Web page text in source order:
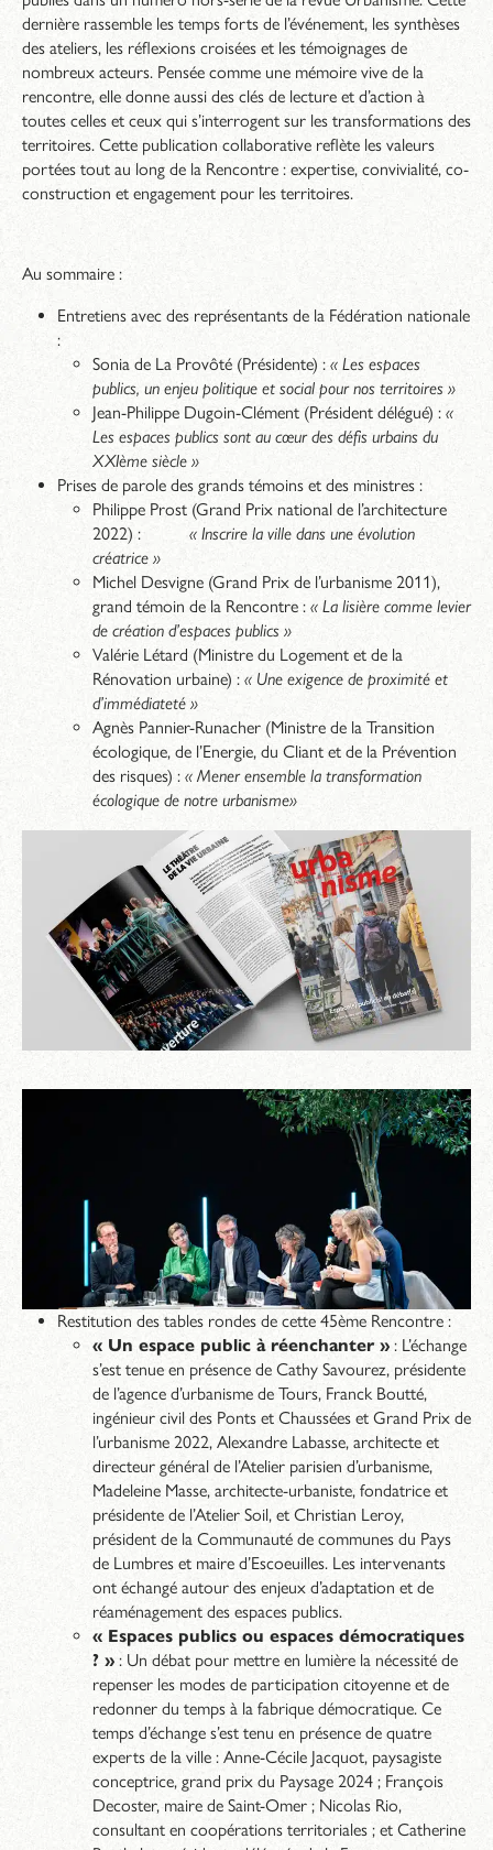
dernière rassemble les temps forts de l’événement, les synthèses
des ateliers, les réflexions croisées et les témoignages de
nombreux acteurs. Pensée comme une mémoire vive de la
rencontre, elle donne aussi des clés de lecture et d’action à
toutes celles et ceux qui s’interrogent sur les transformations des
territoires. Cette publication collaborative reflète les valeurs
portées tout au long de la Rencontre : expertise, convivialité, co-
construction et engagement pour les territoires.
Au sommaire :
Entretiens avec des représentants de la Fédération nationale
:
Sonia de La Provôté (Présidente) : « Les espaces
publics, un enjeu politique et social pour nos territoires »
Jean-Philippe Dugoin-Clément (Président délégué) : «
Les espaces publics sont au cœur des défis urbains du
XXIème siècle »
Prises de parole des grands témoins et des ministres :
Philippe Prost (Grand Prix national de l’architecture
2022) : « Inscrire la ville dans une évolution
créatrice »
Michel Desvigne (Grand Prix de l’urbanisme 2011),
grand témoin de la Rencontre : « La lisière comme levier
de création d’espaces publics »
Valérie Létard (Ministre du Logement et de la
Rénovation urbaine) : « Une exigence de proximité et
d’immédiateté »
Agnès Pannier-Runacher (Ministre de la Transition
écologique, de l’Energie, du Cliant et de la Prévention
des risques) : « Mener ensemble la transformation
écologique de notre urbanisme»
Restitution des tables rondes de cette 45ème Rencontre :
« Un espace public à réenchanter » : L’échange
s’est tenue en présence de Cathy Savourez, présidente
de l’agence d’urbanisme de Tours, Franck Boutté,
ingénieur civil des Ponts et Chaussées et Grand Prix de
l’urbanisme 2022, Alexandre Labasse, architecte et
directeur général de l’Atelier parisien d’urbanisme,
Madeleine Masse, architecte-urbaniste, fondatrice et
présidente de l’Atelier Soil, et Christian Leroy,
président de la Communauté de communes du Pays
de Lumbres et maire d’Escoeuilles. Les intervenants
ont échangé autour des enjeux d’adaptation et de
réaménagement des espaces publics.
« Espaces publics ou espaces démocratiques
? » : Un débat pour mettre en lumière la nécessité de
repenser les modes de participation citoyenne et de
redonner du temps à la fabrique démocratique. Ce
temps d’échange s’est tenu en présence de quatre
experts de la ville : Anne-Cécile Jacquot, paysagiste
conceptrice, grand prix du Paysage 2024 ; François
Decoster, maire de Saint-Omer ; Nicolas Rio,
consultant en coopérations territoriales ; et Catherine